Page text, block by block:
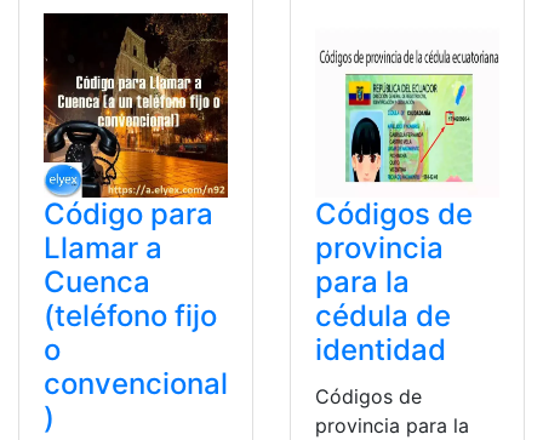
Código para
Llamar a
Cuenca
(teléfono fijo
o
convencional
)
Códigos de
provincia
para la
cédula de
identidad
Códigos de
provincia para la